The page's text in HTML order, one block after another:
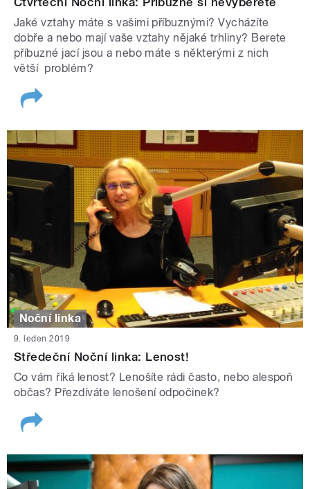
Jaké vztahy máte s vašimi příbuznými? Vycházíte
dobře a nebo mají vaše vztahy nějaké trhliny? Berete
příbuzné jací jsou a nebo máte s některými z nich
větší problém?
Noční linka
9. leden 2019
Středeční Noční linka: Lenost!
Co vám říká lenost? Lenošíte rádi často, nebo alespoň
občas? Přezdíváte lenošení odpočinek?